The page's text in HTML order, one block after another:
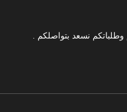
نسعد بتواصلكم .